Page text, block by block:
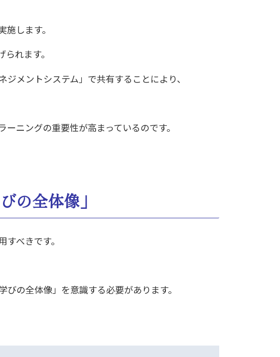
します。
れます。
メントシステム」で共有することにより、
ニングの重要性が高まっているのです。
の全体像」
べきです。
の全体像」を意識する必要があります。